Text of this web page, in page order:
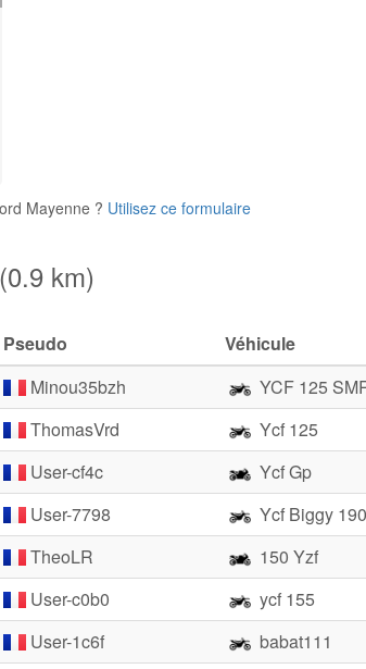
Mayenne ? Utilisez ce formulaire
km)
Pseudo
Véhicule
Minou35bzh
YCF 125
ThomasVrd
Ycf 125
User-cf4c
Ycf Gp
User-7798
Ycf Biggy 190
TheoLR
150 Yzf
User-c0b0
ycf 155
User-1c6f
babat111